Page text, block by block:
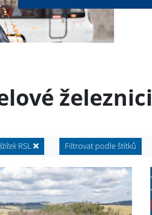
železnici
štítekRSL Filtrovat podle štítků